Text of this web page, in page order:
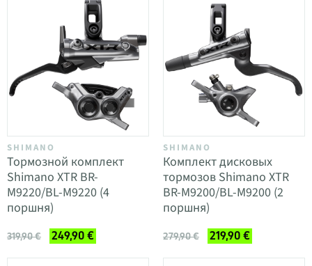
SHIMANO
Тормозной комплект
Shimano XTR BR-
M9220/BL-M9220 (4
поршня)
319,90 € 249,90 €
SHIMANO
Комплект дисковых
тормозов Shimano XTR
BR-M9200/BL-M9200 (2
поршня)
279,90 € 219,90 €